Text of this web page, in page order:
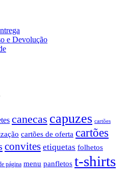
e Devolução
canecas capuzes cartões
cartões de oferta cartões
convites etiquetas folhetos
página menu panfletos t-shirts